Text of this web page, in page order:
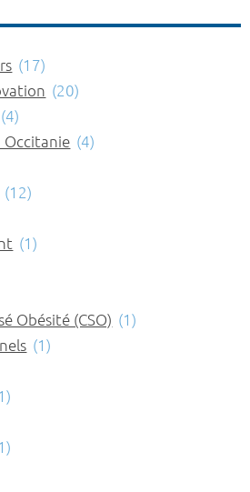
(17)
(20)
(4)
Occitanie (4)
(12)
(1)
Obésité (CSO) (1)
(1)